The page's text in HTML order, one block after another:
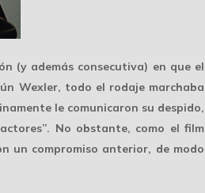
(y además consecutiva) en que el
Wexler, todo el rodaje marchaba
le comunicaron su despido,
No obstante, como el film
un compromiso anterior, de modo